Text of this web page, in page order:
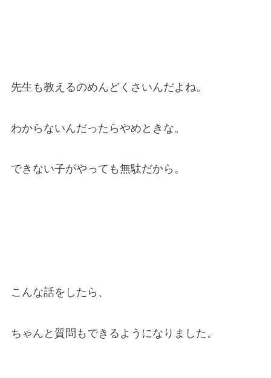
先生も教えるのめんどくさいんだよね。
わからないんだったらやめときな。
できない子がやっても無駄だから。
こんな話をしたら、
ちゃんと質問もできるようになりました。